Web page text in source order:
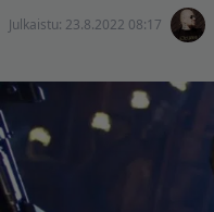
Julkaistu: 23.8.2022 08:17